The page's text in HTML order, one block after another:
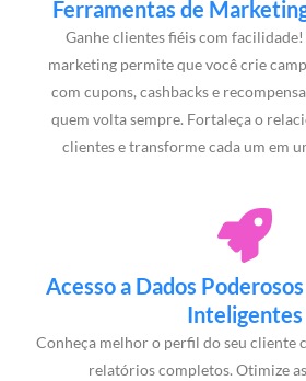
Ferramentas de
Ganhe clientes fiéis com
marketing permite que você crie
com cupons, cashbacks e
quem volta sempre. Fortaleça o
clientes e transforme cada um em
Acesso a Dados
Inteligentes
Conheça melhor o perfil do seu cliente
relatórios completos. Otimize